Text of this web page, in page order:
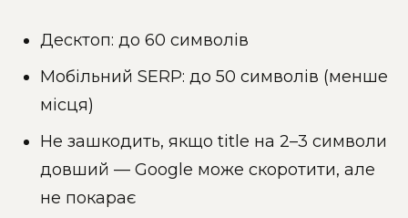
Десктоп: до 60 символів
Мобільний SERP: до 50 символів (менше
місця)
Не зашкодить, якщо title на 2–3 символи
довший — Google може скоротити, але
не покарає